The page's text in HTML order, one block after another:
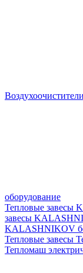
оборудование
Тепловые завесы
завесы
KALASHNIKOV
Тепловые завесы
Тепломаш